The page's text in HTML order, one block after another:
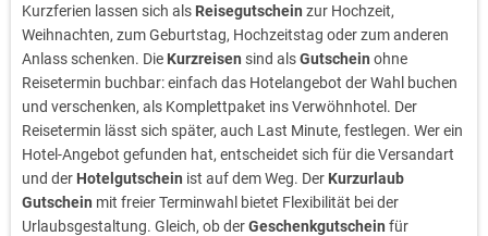
Kurzferien lassen sich als Reisegutschein zur Hochzeit,
Weihnachten, zum Geburtstag, Hochzeitstag oder zum anderen
Anlass schenken. Die Kurzreisen sind alsGutschein ohne
Reisetermin buchbar: einfach das Hotelangebot der Wahl buchen
und verschenken, als Komplettpaket ins Verwöhnhotel. Der
Reisetermin lässt sich später, auch Last Minute, festlegen. Wer ein
Hotel-Angebot gefunden hat, entscheidet sich für die Versandart
und der Hotelgutschein ist auf dem Weg. Der Kurzurlaub
Gutschein mit freier Terminwahl bietet Flexibilität bei der
Urlaubsgestaltung. Gleich, ob derGeschenkgutschein für